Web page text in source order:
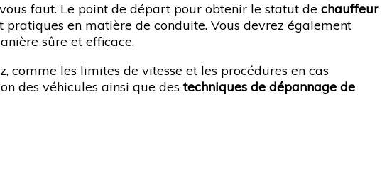
faut. Le point de départ pour obtenir le statut de chauffeur
pratiques en matière de conduite. Vous devrez également
sûre et efficace.
comme les limites de vitesse et les procédures en cas
des véhicules ainsi que destechniques de dépannage de